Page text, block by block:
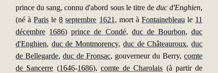
prince du sang, connu d'abord sous le titre de duc d'Enghien,
(né àParis le8 septembre 1621 , mort à Fontainebleau le 11
décembre 1686)prince de Condé, duc de Bourbon, duc
d'Enghien, duc de Montmorency, duc de Châteauroux,duc
de Bellegarde, duc de Fronsac, gouverneur du Berry, comte
de Sancerre (1646-1686), comte de Charolais (à partir de